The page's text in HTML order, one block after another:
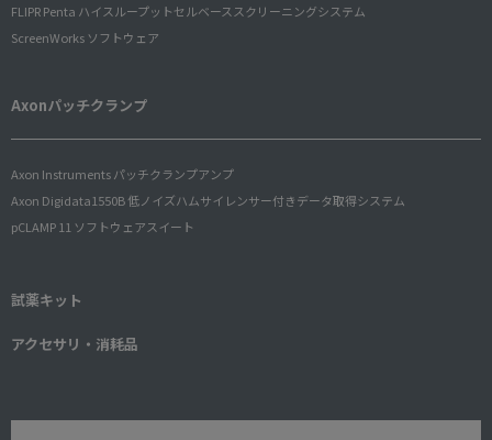
FLIPR Penta ハイスループットセルベーススクリーニングシステム
ScreenWorks ソフトウェア
Axonパッチクランプ
Axon Instruments パッチクランプアンプ
Axon Digidata1550B 低ノイズハムサイレンサー付きデータ取得システム
pCLAMP 11 ソフトウェアスイート
試薬キット
アクセサリ・消耗品